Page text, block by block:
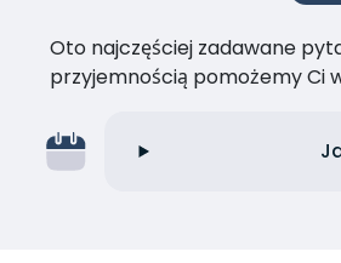
Oto najczęściej zadawane
przyjemnością pomożemy Ci